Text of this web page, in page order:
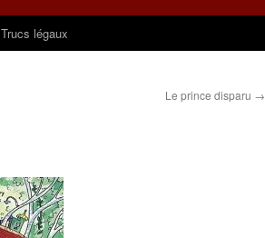
Trucs légaux
Le prince disparu →